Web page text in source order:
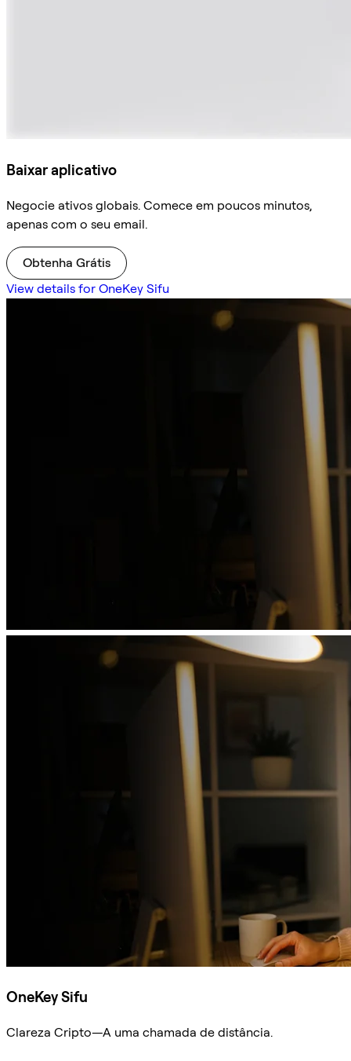
Baixar aplicativo
Negocie ativos globais. Comece em poucos minutos,
apenas com o seu email.
Obtenha Grátis
View details for OneKey Sifu
OneKey Sifu
Clareza Cripto—A uma chamada de distância.